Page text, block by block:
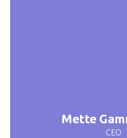
Mette
CEO